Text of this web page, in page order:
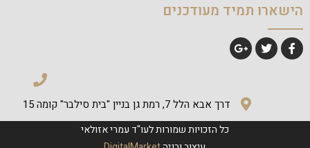
הישארו תמיד מעודכנים
דרך אבא הלל 7, רמת גן בניין "בית סילבר" קומה 15
כל הזכויות שמורות לעו"ד עמרי אזולאי